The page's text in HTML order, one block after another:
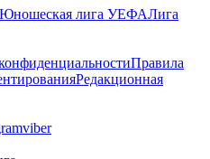
Юношеская лига УЕФАЛига
Правила
Редакционная
viber